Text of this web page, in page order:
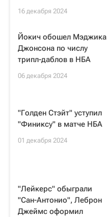
16 декабря 2024
Йокич обошел Мэджика
Джонсона по числу
трипл-даблов в НБА
06 декабря 2024
"Голден Стэйт" уступил
"Финиксу" в матче НБА
01 декабря 2024
"Лейкерс" обыграли
"Сан-Антонио", Леброн
Джеймс оформил